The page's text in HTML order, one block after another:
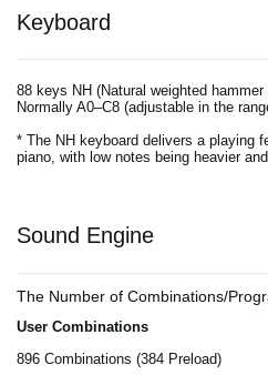
Keyboard
88 keys NH (Natural weighted
Normally A0–C8 (adjustable in the
* The NH keyboard delivers a playing
piano, with low notes being heavier
Sound Engine
The Number of Combinations/
User Combinations
896 Combinations (384 Preload)